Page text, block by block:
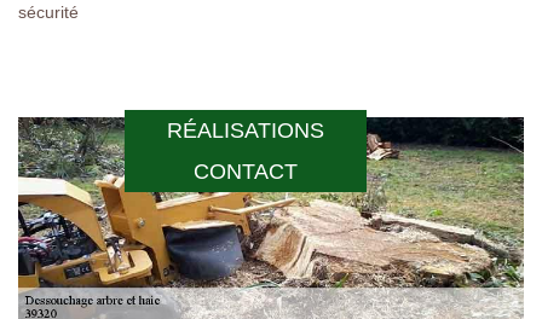
RÉALISATIONS
CONTACT
sécurité